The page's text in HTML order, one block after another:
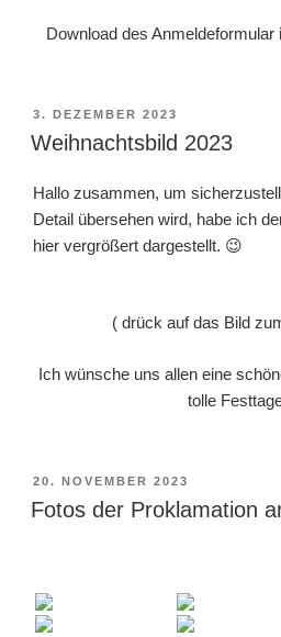
Download des Anmeldeformular
VERÖFFENTLICHT
AM
3. DEZEMBER 2023
Weihnachtsbild 2023
Hallo zusammen, um
Detail übersehen wird, habe ich
hier vergrößert dargestellt. 😉
( drück auf das Bild
Ich wünsche uns allen eine
tolle
VERÖFFENTLICHT
AM
20. NOVEMBER 2023
Fotos der Proklamation